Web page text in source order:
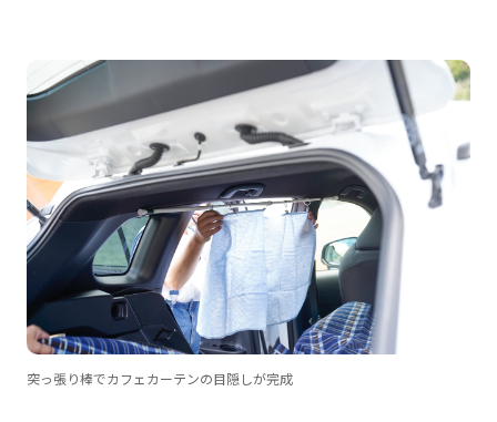
突っ張り棒でカフェカーテンの目隠しが完成